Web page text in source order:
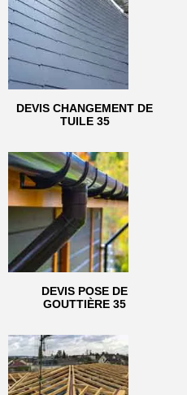
DEVIS CHANGEMENT DE
TUILE 35
DEVIS POSE DE
GOUTTIÈRE 35